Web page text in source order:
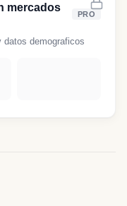
mercados
PRO
datos demograficos